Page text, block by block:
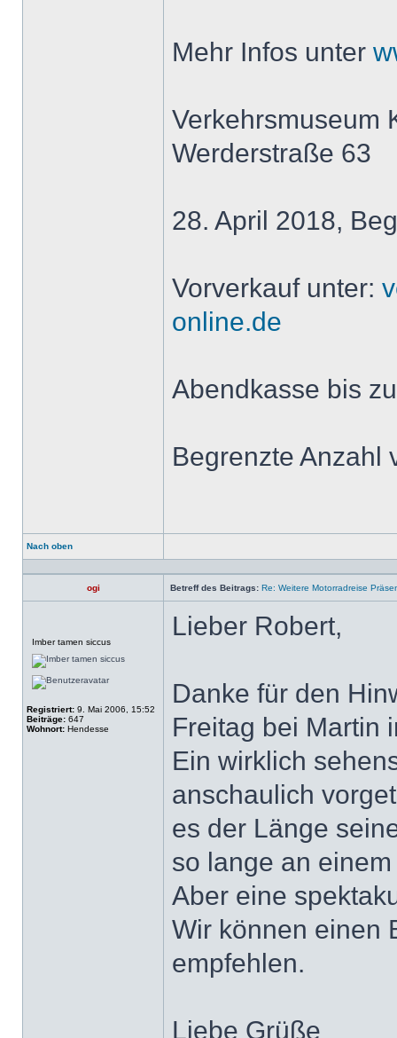
Mehr Infos unter
Verkehrsmuseum
Werderstraße 63
28. April 2018,
Vorverkauf unter:
online.de
Abendkasse bis
Begrenzte Anzahl
Nach oben
Profil
ogi Betreff des Beitrags: Re: Weitere Motorradreise
Imber tamen siccus
Registriert: 9. Mai 2006, 15:52
Beiträge: 647
Wohnort: Hendesse
Lieber Robert,
Danke für den
Freitag bei Martin
Ein wirklich
anschaulich
es der Länge
so lange an
Aber eine
Wir können einen
empfehlen.
Liebe Grüße